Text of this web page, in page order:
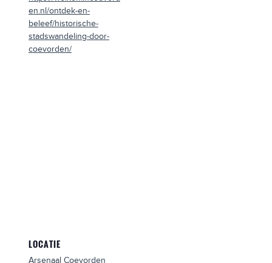
en.nl/ontdek-en-
beleef/historische-
stadswandeling-door-
coevorden/
LOCATIE
Arsenaal Coevorden